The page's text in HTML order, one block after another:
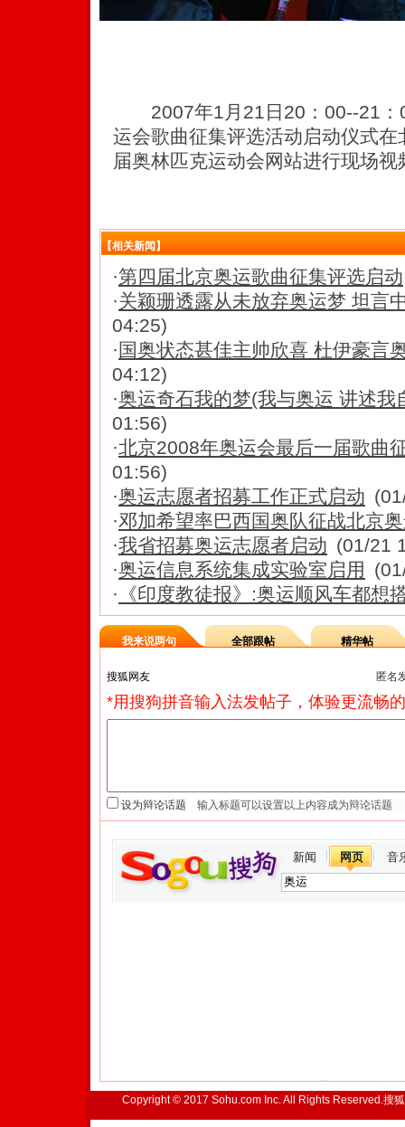
2007年1月21日20：00--21：
运会歌曲征集评选活动启动仪式
届奥林匹克运动会网站进行现场
【相关新闻】
·第四届北京奥运歌曲征集评选启动
·关颖珊透露从未放弃奥运梦 坦言
04:25)
· 国奥状态甚佳主帅欣喜 杜伊豪言
04:12)
·奥运奇石我的梦(我与奥运 讲述我
01:56)
·北京2008年奥运会最后一届歌曲
01:56)
·奥运志愿者招募工作正式启动
·邓加希望率巴西国奥队征战北京
·我省招募奥运志愿者启动 (01/21
·奥运信息系统集成实验室启用
· 《印度教徒报》:奥运顺风车都想
我来说两句 全部跟帖 精华帖
匿名
*用搜狗拼音输入法发帖子，体验更流畅
设为辩论话题
新闻 网页 音
Copyright © 2017 Sohu.com Inc. All Rights Reserved.搜